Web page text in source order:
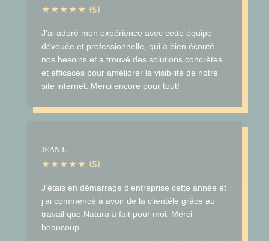
★★★★★ (5)
J’ai adoré mon expérience avec cette équipe
dévouée et professionnelle, qui a bien écouté
nos besoins et a trouvé des solutions concrètes
et efficaces pour améliorer la visibilité de notre
site internet. Merci encore pour tout!
JEAN L.
★★★★★ (5)
J’étais en démarrage d’entreprise cette année et
j’ai commencé à avoir de la clientèle grâce au
travail que Natura a fait pour moi. Merci
beaucoup.